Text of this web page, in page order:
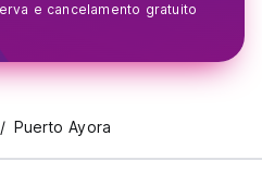
e cancelamento gratuito
Puerto Ayora